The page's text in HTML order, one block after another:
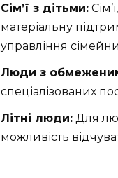
Сім’ї з дітьми:
матеріальну
управління
Люди з
спеціалізованих
Літні люди: Для
можливість